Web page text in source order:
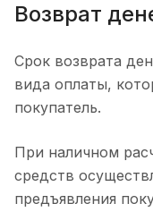
Возврат
Срок возврата
вида оплаты,
покупатель.
При наличном
средств
предъявления